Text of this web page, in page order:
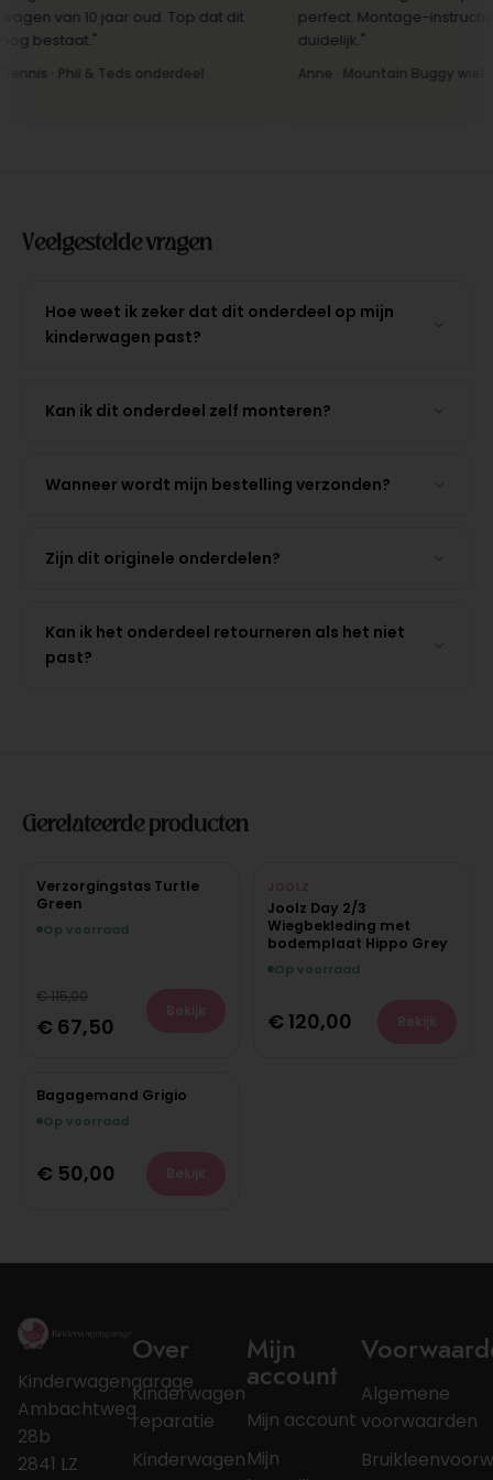
van 10 jaar oud. Top dat dit
bestaat."
· Phil & Teds onderdeel
perfect. Montage-instructies
duidelijk."
Anne · Mountain Buggy wiel
Veelgestelde vragen
Hoe weet ik zeker dat dit onderdeel op mijn
kinderwagen past?
Kan ik dit onderdeel zelf monteren?
Wanneer wordt mijn bestelling verzonden?
Zijn dit originele onderdelen?
Kan ik het onderdeel retourneren als het niet
past?
Gerelateerde producten
Verzorgingstas Turtle
Green
Op voorraad
€115,00
€ 67,50
JOOLZ
Joolz Day 2/3
Wiegbekleding met
bodemplaat Hippo Grey
Op voorraad
€ 120,00
Bagagemand Grigio
Op voorraad
€ 50,00
Kinderwagengarage
Ambachtweg
28b
2841 LZ
Over
Kinderwagen
reparatie
Kinderwagen
Mijn
account
Mijn account
Mijn
Algemene
voorwaarden